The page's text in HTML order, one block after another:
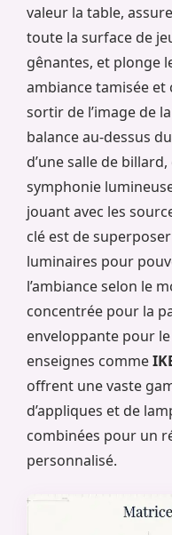
valeur la table,
toute la surface de
gênantes, et plonge
ambiance tamisée
sortir de l’image de
balance au-dessus
d’une salle de
symphonie
jouant avec les
clé est de
luminaires pour
l’ambiance selon le
concentrée pour la
enveloppante pour
enseignes comme
offrent une vaste
d’appliques et de
combinées pour un
personnalisé.